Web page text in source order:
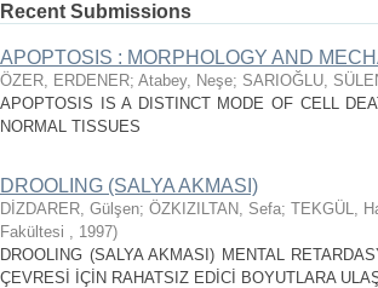
Recent Submissions
APOPTOSIS : MORPHOLOGY AND
ÖZER, ERDENER; Atabey, Neşe; SARIOĞLU,
APOPTOSIS IS A DISTINCT MODE OF CELL
NORMAL TISSUES
DROOLING (SALYA AKMASI)
DİZDARER, Gülşen; ÖZKIZILTAN, Sefa; TEKGÜL,
Fakültesi , 1997)
DROOLING (SALYA AKMASI) MENTAL
ÇEVRESİ İÇİN RAHATSIZ EDİCİ BOYUTLARA